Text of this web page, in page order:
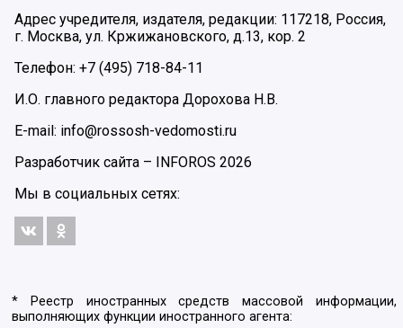
Адрес учредителя, издателя, редакции: 117218, Россия,
г. Москва, ул. Кржижановского, д.13, кор. 2
Телефон: +7 (495) 718-84-11
И.О. главного редактора Дорохова Н.В.
E-mail: info@rossosh-vedomosti.ru
Разработчик сайта – INFOROS 2026
Мы в социальных сетях:
* Реестр иностранных средств массовой информации,
выполняющих функции иностранного агента: